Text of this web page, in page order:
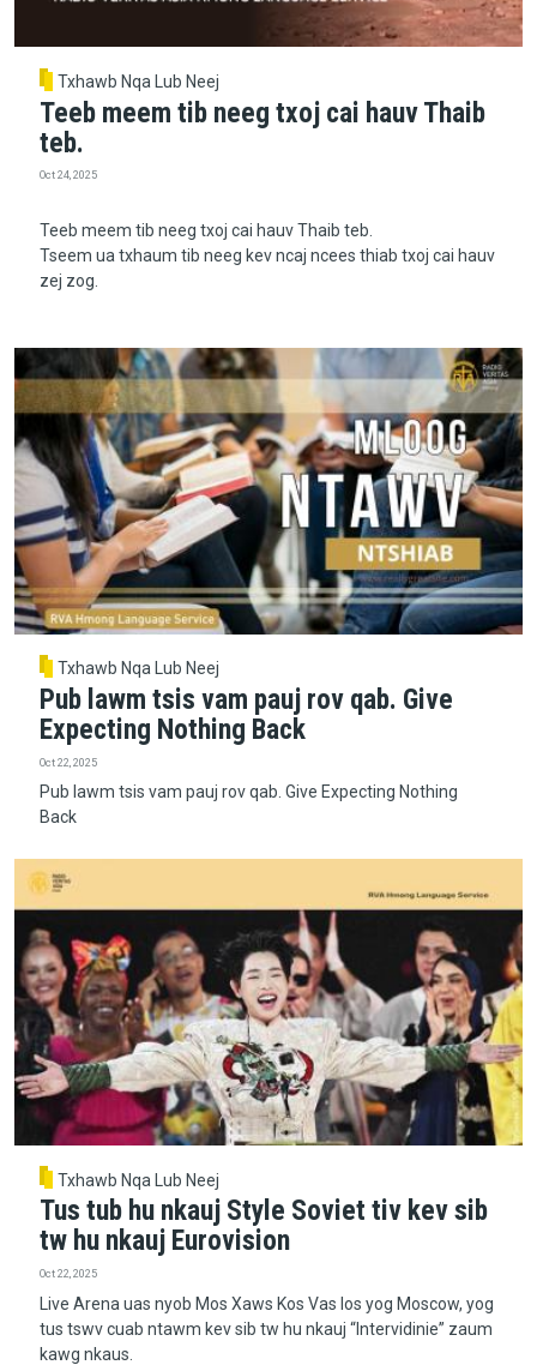
Txhawb Nqa Lub Neej
Teeb meem tib neeg txoj cai hauv Thaib
teb.
Oct 24, 2025
Teeb meem tib neeg txoj cai hauv Thaib teb.
Tseem ua txhaum tib neeg kev ncaj ncees thiab txoj cai hauv
zej zog.
Txhawb Nqa Lub Neej
Pub lawm tsis vam pauj rov qab. Give
Expecting Nothing Back
Oct 22, 2025
Pub lawm tsis vam pauj rov qab. Give Expecting Nothing
Back
Txhawb Nqa Lub Neej
Tus tub hu nkauj Style Soviet tiv kev sib
tw hu nkauj Eurovision
Oct 22, 2025
Live Arena uas nyob Mos Xaws Kos Vas los yog Moscow, yog
tus tswv cuab ntawm kev sib tw hu nkauj “Intervidinie” zaum
kawg nkaus.